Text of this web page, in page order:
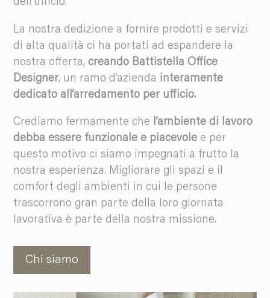
La nostra dedizione a fornire prodotti e servizi
di alta qualità ci ha portati ad espandere la
nostra offerta, creando Battistella Office
Designer, un ramo d’azienda interamente
dedicato all’arredamento per ufficio.
Crediamo fermamente che l’ambiente di lavoro
debba essere funzionale e piacevole e per
questo motivo ci siamo impegnati a frutto la
nostra esperienza. Migliorare gli spazi e il
comfort degli ambienti in cui le persone
trascorrono gran parte della loro giornata
lavorativa è parte della nostra missione.
Chi siamo